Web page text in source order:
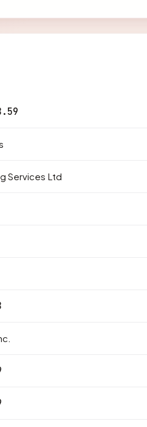
Services Ltd